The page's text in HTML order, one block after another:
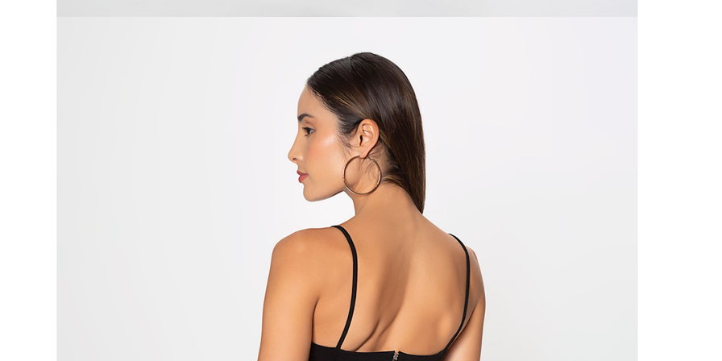
de